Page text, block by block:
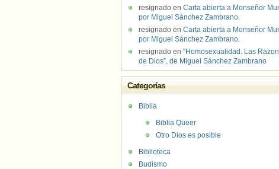
resignado en Carta abierta a Monseñor
por Miguel Sánchez Zambrano.
resignado en Carta abierta a Monseñor
por Miguel Sánchez Zambrano.
resignado en “Homosexualidad. Las
de Dios”, de Miguel Sánchez Zambrano
Categorías
Biblia
Biblia Queer
Otro Dios es posible
Biblioteca
Budismo